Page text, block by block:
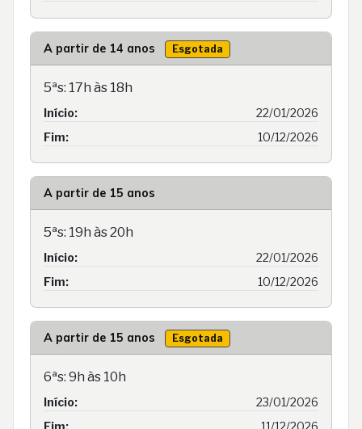
A partir de 14 anos Esgotada
5ªs: 17h às 18h
Início:
22/01/2026
Fim:
10/12/2026
A partir de 15 anos
5ªs: 19h às 20h
Início:
22/01/2026
Fim:
10/12/2026
A partir de 15 anos Esgotada
6ªs: 9h às 10h
Início:
23/01/2026